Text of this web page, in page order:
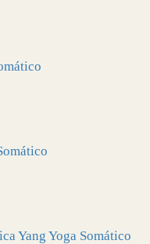
Yang Yoga Somático